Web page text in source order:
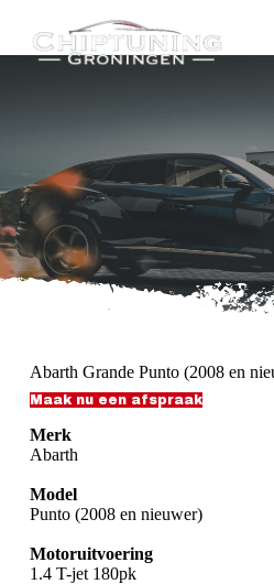
n
i
n
h
u
d
Abarth Grande Punto (2008 en
Maak nu een afspraak
Merk
Abarth
Model
Punto (2008 en nieuwer)
Motoruitvoering
1.4 T-jet 180pk